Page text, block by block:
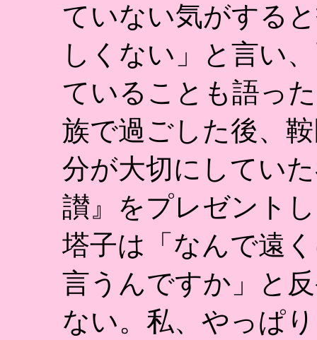
ていない気がする
しくない」と言い
ていることも語っ
族で過ごした後、
分が大切にしてい
讃』をプレゼント
塔子は「なんで遠
言うんですか」と
ない。私、やっぱ